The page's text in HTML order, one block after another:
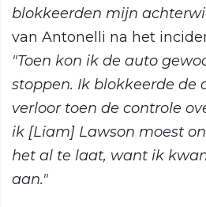
blokkeerden mijn
van Antonelli na het
"Toen kon ik de auto
stoppen. Ik blokkeerde de
verloor toen de controle
ik [Liam] Lawson moest
het al te laat, want ik
aan."